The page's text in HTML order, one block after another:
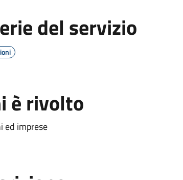
del servizio
è rivolto
ed imprese